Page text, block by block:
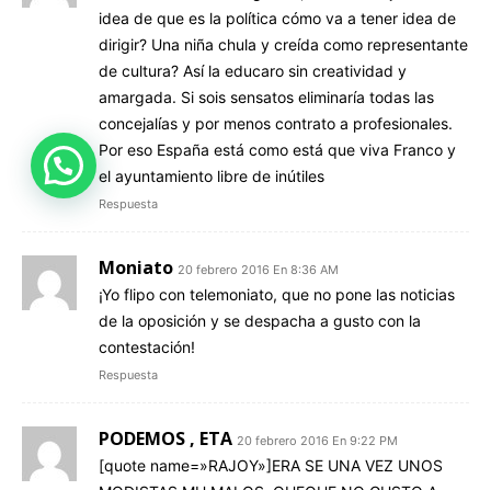
idea de que es la política cómo va a tener idea de
dirigir? Una niña chula y creída como representante
de cultura? Así la educaro sin creatividad y
amargada. Si sois sensatos eliminaría todas las
concejalías y por menos contrato a profesionales.
Por eso España está como está que viva Franco y
el ayuntamiento libre de inútiles
Respuesta
Moniato 20 febrero 2016 En 8:36 AM
¡Yo flipo con telemoniato, que no pone las noticias
de la oposición y se despacha a gusto con la
contestación!
Respuesta
PODEMOS , ETA 20 febrero 2016 En 9:22 PM
[quote name=»RAJOY»]ERA SE UNA VEZ UNOS
¿Le ayudamos?